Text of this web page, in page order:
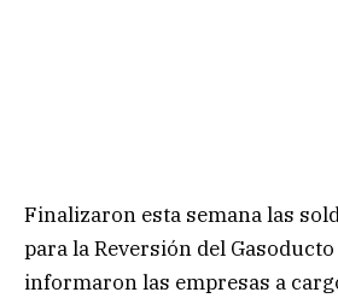
Finalizaron esta semana las
para la Reversión del
informaron las empresas a